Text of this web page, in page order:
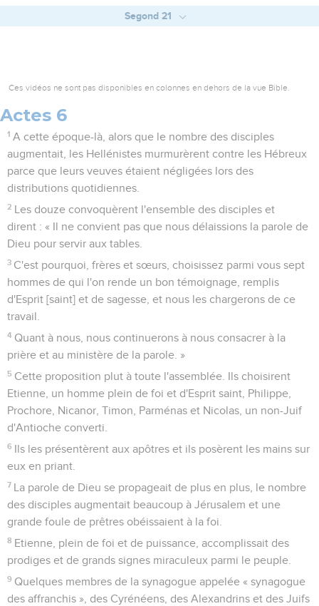
Segond 21
Ces vidéos ne sont pas disponibles en colonnes en dehors de la vue Bible.
Actes 6
1 A cette époque-là, alors que le nombre des disciples
augmentait, les Hellénistes murmurèrent contre les Hébreux
parce que leurs veuves étaient négligées lors des
distributions quotidiennes.
2 Les douze convoquèrent l'ensemble des disciples et
dirent : « Il ne convient pas que nous délaissions la parole de
Dieu pour servir aux tables.
3 C'est pourquoi, frères et sœurs, choisissez parmi vous sept
hommes de qui l'on rende un bon témoignage, remplis
d'Esprit [saint] et de sagesse, et nous les chargerons de ce
travail.
4 Quant à nous, nous continuerons à nous consacrer à la
prière et au ministère de la parole. »
5 Cette proposition plut à toute l'assemblée. Ils choisirent
Etienne, un homme plein de foi et d'Esprit saint, Philippe,
Prochore, Nicanor, Timon, Parménas et Nicolas, un non-Juif
d'Antioche converti.
6 Ils les présentèrent aux apôtres et ils posèrent les mains sur
eux en priant.
7 La parole de Dieu se propageait de plus en plus, le nombre
des disciples augmentait beaucoup à Jérusalem et une
grande foule de prêtres obéissaient à la foi.
8 Etienne, plein de foi et de puissance, accomplissait des
prodiges et de grands signes miraculeux parmi le peuple.
9 Quelques membres de la synagogue appelée « synagogue
des affranchis », des Cyrénéens, des Alexandrins et des Juifs